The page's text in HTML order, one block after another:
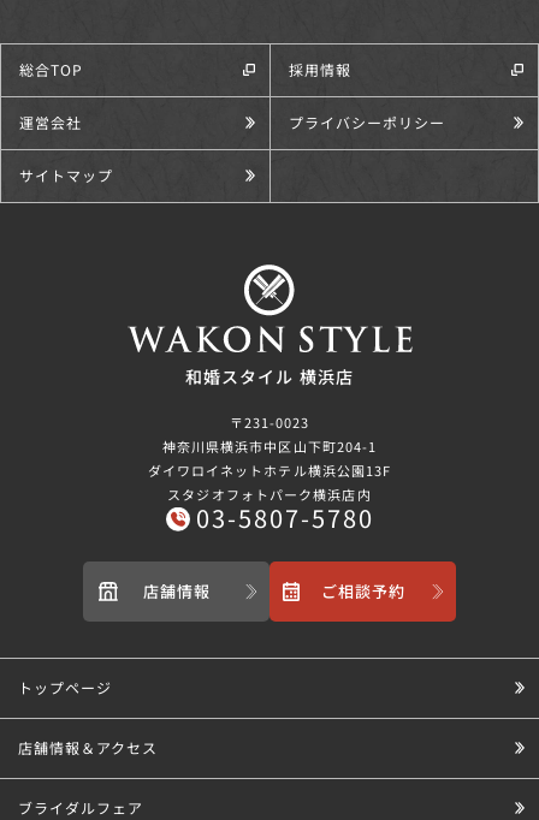
総合TOP 採用情報
運営会社 プライバシーポリシー
サイトマップ
和婚スタイル 横浜店
〒231-0023
神奈川県横浜市中区山下町204-1
ダイワロイネットホテル横浜公園13F
スタジオフォトパーク横浜店内
03-5807-5780
店舗情報 ご相談予約
トップページ
店舗情報＆アクセス
ブライダルフェア